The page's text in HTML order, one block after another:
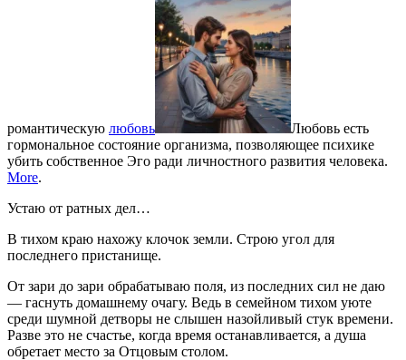
романтическую любовь
Любовь есть
гормональное состояние организма, позволяющее психике
убить собственное Эго ради личностного развития человека.
More.
Устаю от ратных дел…
В тихом краю нахожу клочок земли. Строю угол для
последнего пристанище.
От зари до зари обрабатываю поля, из последних сил не даю
— гаснуть домашнему очагу. Ведь в семейном тихом уюте
среди шумной детворы не слышен назойливый стук времени.
Разве это не счастье, когда время останавливается, а душа
обретает место за Отцовым столом.